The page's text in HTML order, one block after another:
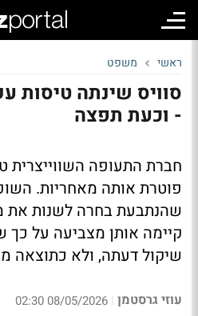
ראשי משפט
סוויס שינתה טיסות
- וכעת תפצה
חברת התעופה
פוטרת אותה מאחריות.
שהנתבעת בחרה לשנות את
קיימה אותן מצביעה על
שיקול דעתה, ולא כתוצאה
עוזי גרסטמן |
08/05/2026 02:30